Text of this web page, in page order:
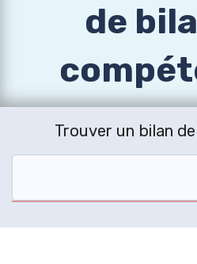
de
Trouver un bilan